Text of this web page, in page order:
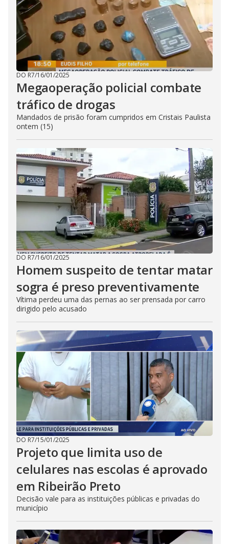
DO R7/16/01/2025
Megaoperação policial combate
tráfico de drogas
Mandados de prisão foram cumpridos em Cristais Paulista
ontem (15)
DO R7/16/01/2025
Homem suspeito de tentar matar
sogra é preso preventivamente
Vítima perdeu uma das pernas ao ser prensada por carro
dirigido pelo acusado
DO R7/15/01/2025
Projeto que limita uso de
celulares nas escolas é aprovado
em Ribeirão Preto
Decisão vale para as instituições públicas e privadas do
município